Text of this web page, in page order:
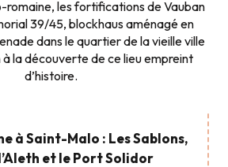
romaine, les fortifications de Vauban
39/45, blockhaus aménagé en
dans le quartier de la vieille ville
la découverte de ce lieu empreint
d’histoire.
à Saint-Malo : Les Sablons,
et le Port Solidor